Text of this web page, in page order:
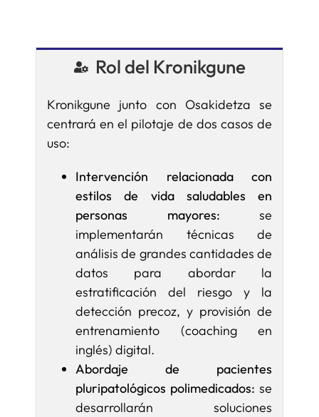
Rol del Kronikgune
Kronikgune junto con Osakidetza se
centrará en el pilotaje de dos casos de
uso:
Intervención relacionada con
estilos de vida saludables en
personas mayores:se
implementarán técnicas de
análisis de grandes cantidades de
datos para abordar la
estratificación del riesgo y la
detección precoz, y provisión de
entrenamiento (coaching en
inglés) digital.
Abordaje de pacientes
pluripatológicos polimedicados: se
desarrollarán soluciones